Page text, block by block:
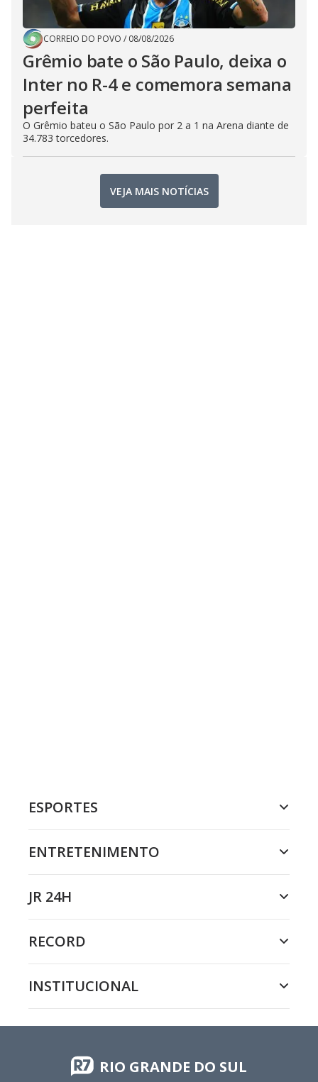
CORREIO DO POVO / 08/08/2026
Grêmio bate o São Paulo, deixa o
Inter no R-4 e comemora semana
perfeita
O Grêmio bateu o São Paulo por 2 a 1 na Arena diante de
34.783 torcedores.
VEJA MAIS NOTÍCIAS
ESPORTES
ENTRETENIMENTO
JR 24H
RECORD
INSTITUCIONAL
RIO GRANDE DO SUL